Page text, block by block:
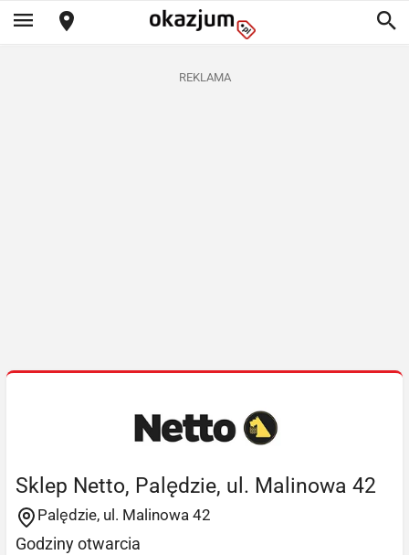
REKLAMA
Sklep Netto, Palędzie, ul. Malinowa 42
Palędzie, ul. Malinowa 42
Godziny otwarcia